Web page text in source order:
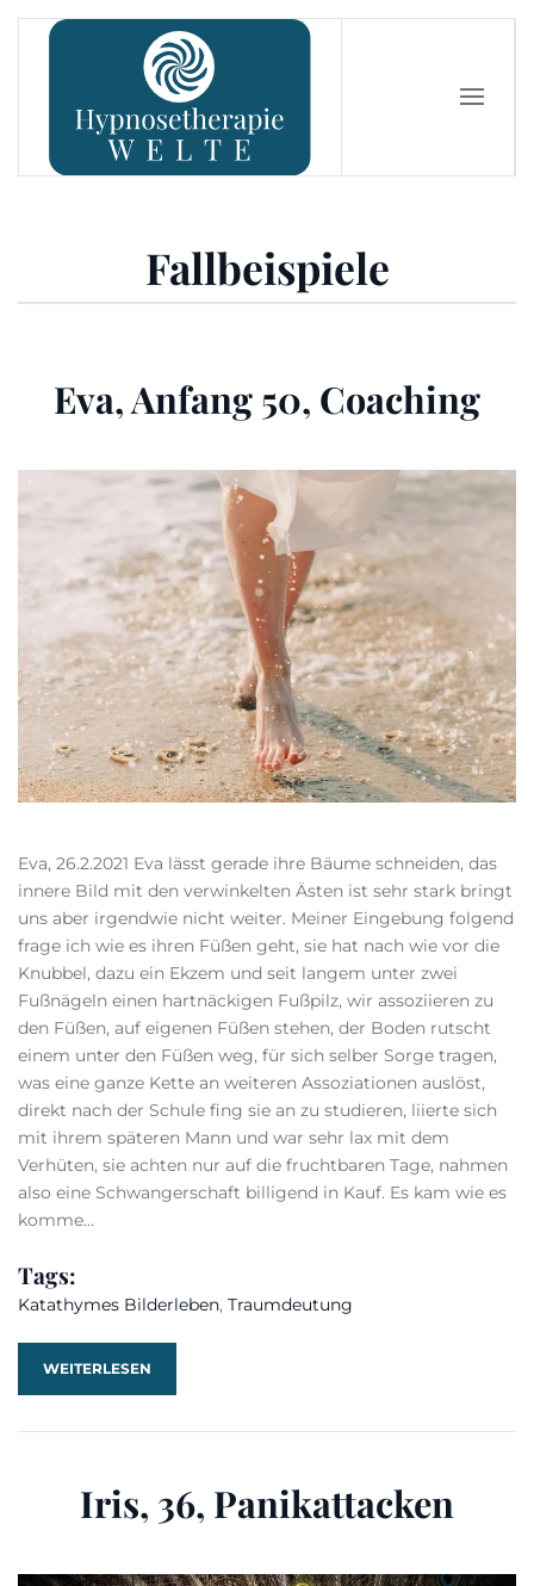
Zum Hauptinhalt springen
Fallbeispiele
Eva, Anfang 50, Coaching
Eva, 26.2.2021 Eva lässt gerade ihre Bäume schneiden, das
innere Bild mit den verwinkelten Ästen ist sehr stark bringt
uns aber irgendwie nicht weiter. Meiner Eingebung folgend
frage ich wie es ihren Füßen geht, sie hat nach wie vor die
Knubbel, dazu ein Ekzem und seit langem unter zwei
Fußnägeln einen hartnäckigen Fußpilz, wir assoziieren zu
den Füßen, auf eigenen Füßen stehen, der Boden rutscht
einem unter den Füßen weg, für sich selber Sorge tragen,
was eine ganze Kette an weiteren Assoziationen auslöst,
direkt nach der Schule fing sie an zu studieren, liierte sich
mit ihrem späteren Mann und war sehr lax mit dem
Verhüten, sie achten nur auf die fruchtbaren Tage, nahmen
also eine Schwangerschaft billigend in Kauf. Es kam wie es
komme…
Tags:
Katathymes Bilderleben, Traumdeutung
WEITERLESEN
Iris, 36, Panikattacken